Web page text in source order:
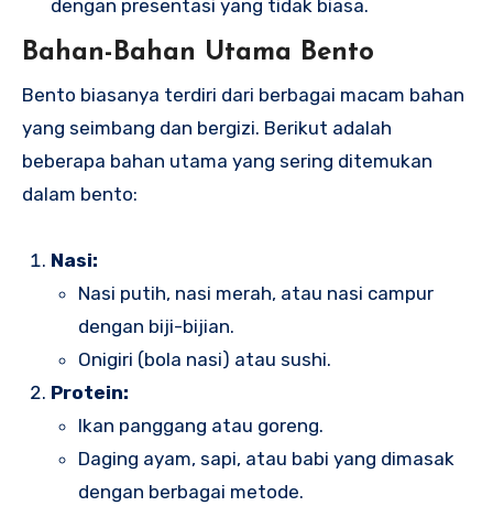
dengan presentasi yang tidak biasa.
Bahan-Bahan Utama Bento
Bento biasanya terdiri dari berbagai macam bahan
yang seimbang dan bergizi. Berikut adalah
beberapa bahan utama yang sering ditemukan
dalam bento:
Nasi:
Nasi putih, nasi merah, atau nasi campur
dengan biji-bijian.
Onigiri (bola nasi) atau sushi.
Protein:
Ikan panggang atau goreng.
Daging ayam, sapi, atau babi yang dimasak
dengan berbagai metode.